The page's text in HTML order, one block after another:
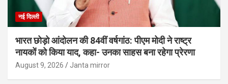
नई दिल्ली
भारत छोड़ो आंदोलन की 84वीं वर्षगांठ: पीएम मोदी ने राष्ट्र
नायकों को किया याद, कहा- उनका साहस बना रहेगा प्रेरणा
August 9, 2026 Janta mirror